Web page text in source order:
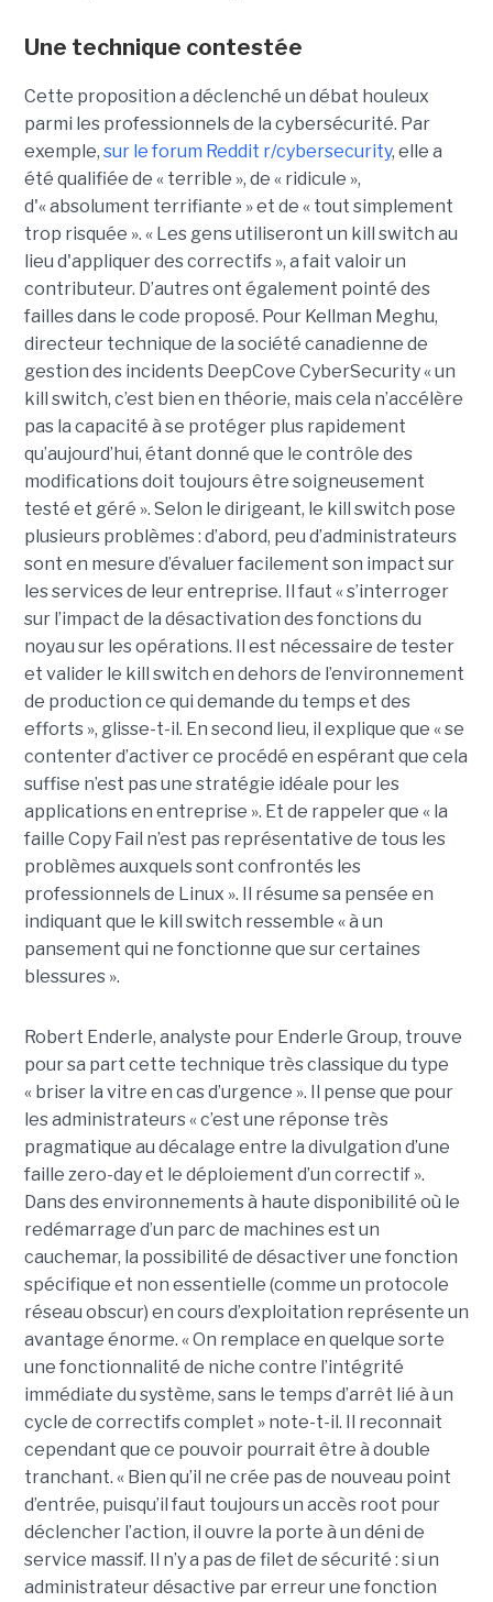
Une technique contestée
Cette proposition a déclenché un débat houleux
parmi les professionnels de la cybersécurité. Par
exemple, sur le forum Reddit r/cybersecurity, elle a
été qualifiée de « terrible », de « ridicule »,
d'« absolument terrifiante » et de « tout simplement
trop risquée ». « Les gens utiliseront un kill switch au
lieu d'appliquer des correctifs », a fait valoir un
contributeur. D’autres ont également pointé des
failles dans le code proposé. Pour Kellman Meghu,
directeur technique de la société canadienne de
gestion des incidents DeepCove CyberSecurity « un
kill switch, c’est bien en théorie, mais cela n’accélère
pas la capacité à se protéger plus rapidement
qu’aujourd’hui, étant donné que le contrôle des
modifications doit toujours être soigneusement
testé et géré ». Selon le dirigeant, le kill switch pose
plusieurs problèmes : d’abord, peu d’administrateurs
sont en mesure d’évaluer facilement son impact sur
les services de leur entreprise. Il faut « s’interroger
sur l’impact de la désactivation des fonctions du
noyau sur les opérations. Il est nécessaire de tester
et valider le kill switch en dehors de l’environnement
de production ce qui demande du temps et des
efforts », glisse-t-il. En second lieu, il explique que « se
contenter d’activer ce procédé en espérant que cela
suffise n’est pas une stratégie idéale pour les
applications en entreprise ». Et de rappeler que « la
faille Copy Fail n’est pas représentative de tous les
problèmes auxquels sont confrontés les
professionnels de Linux ». Il résume sa pensée en
indiquant que le kill switch ressemble « à un
pansement qui ne fonctionne que sur certaines
blessures ».
Robert Enderle, analyste pour Enderle Group, trouve
pour sa part cette technique très classique du type
« briser la vitre en cas d’urgence ». Il pense que pour
les administrateurs « c’est une réponse très
pragmatique au décalage entre la divulgation d’une
faille zero-day et le déploiement d’un correctif ».
Dans des environnements à haute disponibilité où le
redémarrage d’un parc de machines est un
cauchemar, la possibilité de désactiver une fonction
spécifique et non essentielle (comme un protocole
réseau obscur) en cours d’exploitation représente un
avantage énorme. « On remplace en quelque sorte
une fonctionnalité de niche contre l’intégrité
immédiate du système, sans le temps d’arrêt lié à un
cycle de correctifs complet » note-t-il. Il reconnait
cependant que ce pouvoir pourrait être à double
tranchant. « Bien qu’il ne crée pas de nouveau point
d’entrée, puisqu’il faut toujours un accès root pour
déclencher l’action, il ouvre la porte à un déni de
service massif. Il n’y a pas de filet de sécurité : si un
administrateur désactive par erreur une fonction